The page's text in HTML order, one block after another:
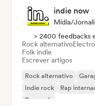
indie now
Mídia/
> 2400 feedbacks
Rock alternativo
Folk indie
Escrever artigos
Rock alternativo
Indie rock
Rap
Pop rock